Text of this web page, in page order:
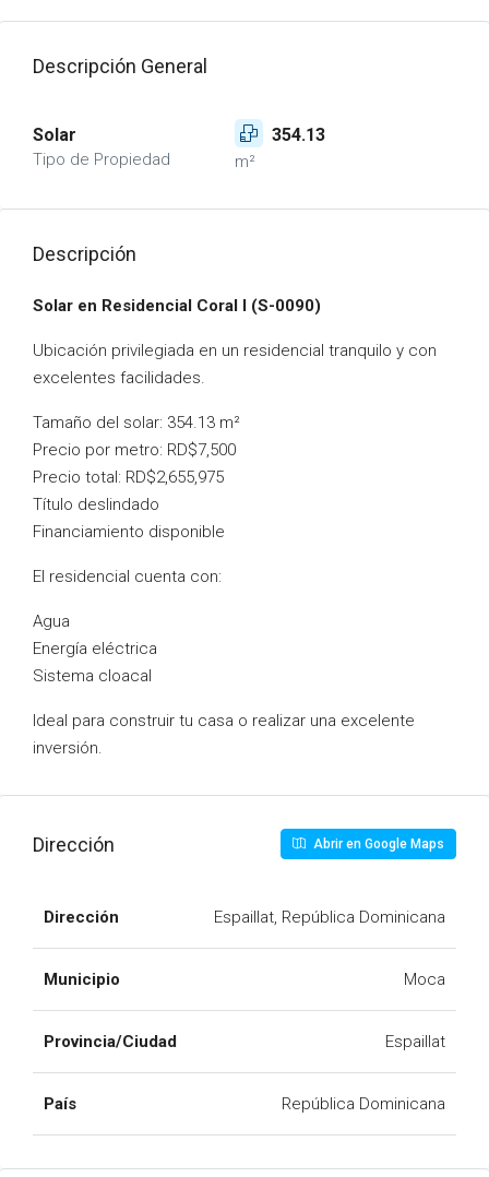
Descripción General
Solar
Tipo de Propiedad
354.13
m²
Descripción
Solar en Residencial Coral I (S-0090)
Ubicación privilegiada en un residencial tranquilo y con
excelentes facilidades.
Tamaño del solar: 354.13 m²
Precio por metro: RD$7,500
Precio total: RD$2,655,975
Título deslindado
Financiamiento disponible
El residencial cuenta con:
Agua
Energía eléctrica
Sistema cloacal
Ideal para construir tu casa o realizar una excelente
inversión.
Dirección Abrir en Google Maps
Dirección Espaillat, República Dominicana
Municipio Moca
Provincia/Ciudad Espaillat
País República Dominicana